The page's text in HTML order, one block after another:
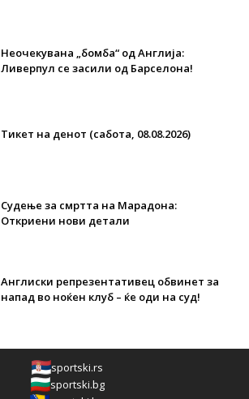
Неочекувана „бомба“ од Англија:
Ливерпул се засили од Барселона!
Тикет на денот (сабота, 08.08.2026)
Судење за смртта на Марадона:
Откриени нови детали
Англиски репрезентативец обвинет за
напад во ноќен клуб – ќе оди на суд!
sportski.rs
sportski.bg